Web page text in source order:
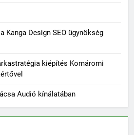
Kanga Design SEO ügynökség
kiépítés Komáromi
Audió kínálatában